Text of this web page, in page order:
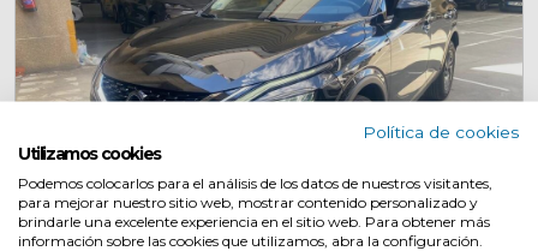
Ocasión
Política de cookies
Utilizamos cookies
Podemos colocarlos para el análisis de los datos de nuestros visitantes,
para mejorar nuestro sitio web, mostrar contenido personalizado y
brindarle una excelente experiencia en el sitio web. Para obtener más
información sobre las cookies que utilizamos, abra la configuración.